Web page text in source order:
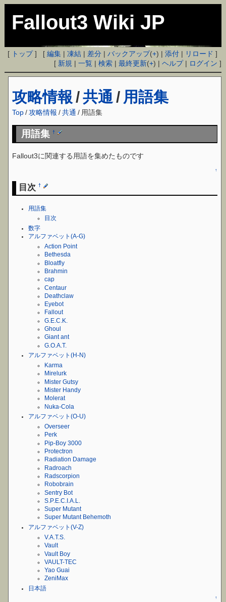
Fallout3 Wiki JP
[ トップ] [編集 |凍結 | 差分 |バックアップ(+) |添付 | リロード ]
[ 新規 |一覧 |検索 |最終更新(+) |ヘルプ| ログイン ]
攻略情報 /共通 / 用語集
Top /攻略情報 /共通 / 用語集
用語集†
Fallout3に関連する用語を集めたものです
↑
目次†
用語集
目次
数字
アルファベット(A-G)
Action Point
Bethesda
Bloatfly
Brahmin
cap
Centaur
Deathclaw
Eyebot
Fallout
G.E.C.K.
Ghoul
Giant ant
G.O.A.T.
アルファベット(H-N)
Karma
Mirelurk
Mister Gutsy
Mister Handy
Molerat
Nuka-Cola
アルファベット(O-U)
Overseer
Perk
Pip-Boy 3000
Protectron
Radiation Damage
Radroach
Radscorpion
Robobrain
Sentry Bot
S.P.E.C.I.A.L.
Super Mutant
Super Mutant Behemoth
アルファベット(V-Z)
V.A.T.S.
Vault
Vault Boy
VAULT-TEC
Yao Guai
ZeniMax
日本語
↑